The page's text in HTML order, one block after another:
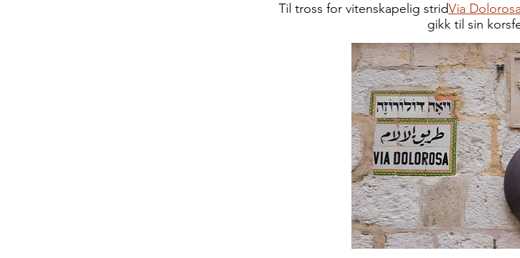
Til tross for vitenskapelig stridVia Dolorosa
gikk til sin